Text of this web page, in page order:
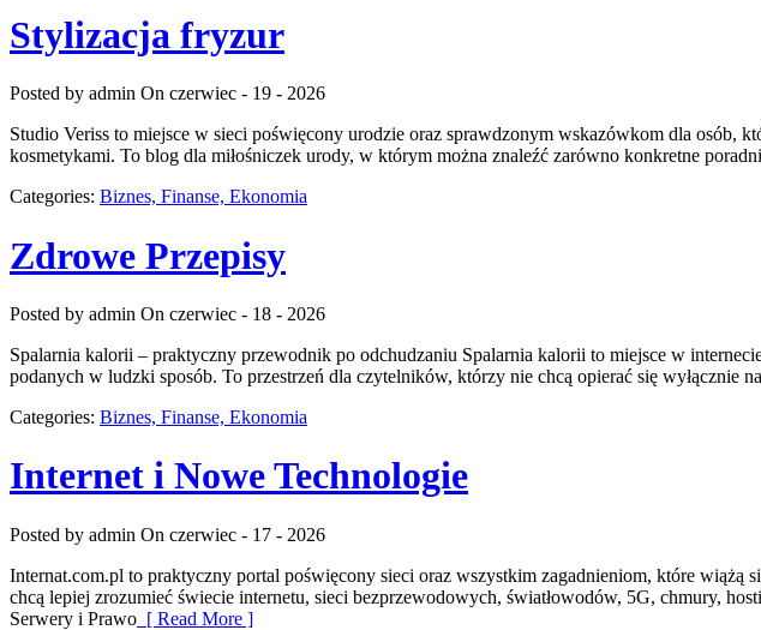
Stylizacja fryzur
Posted by admin On czerwiec - 19 - 2026
Studio Veriss to miejsce w sieci poświęcony urodzie oraz sprawdzonym wskazówkom dla osób,
kosmetykami. To blog dla miłośniczek urody, w którym można znaleźć zarówno konkretne
Categories: Biznes, Finanse, Ekonomia
Zdrowe Przepisy
Posted by admin On czerwiec - 18 - 2026
Spalarnia kalorii – praktyczny przewodnik po odchudzaniu Spalarnia kalorii to miejsce w
podanych w ludzki sposób. To przestrzeń dla czytelników, którzy nie chcą opierać się wyłącznie
Categories: Biznes, Finanse, Ekonomia
Internet i Nowe Technologie
Posted by admin On czerwiec - 17 - 2026
Internat.com.pl to praktyczny portal poświęcony sieci oraz wszystkim zagadnieniom, które
chcą lepiej zrozumieć świecie internetu, sieci bezprzewodowych, światłowodów, 5G, chmury,
Serwery i Prawo [ Read More ]